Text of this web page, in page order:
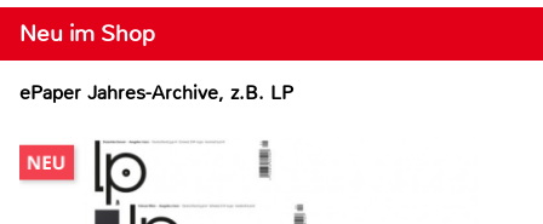
Neu im Shop
ePaper Jahres-Archive, z.B. LP